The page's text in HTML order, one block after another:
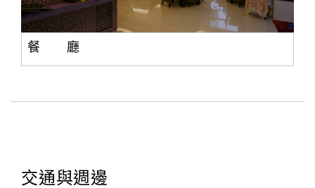
餐 廳
交通與週邊